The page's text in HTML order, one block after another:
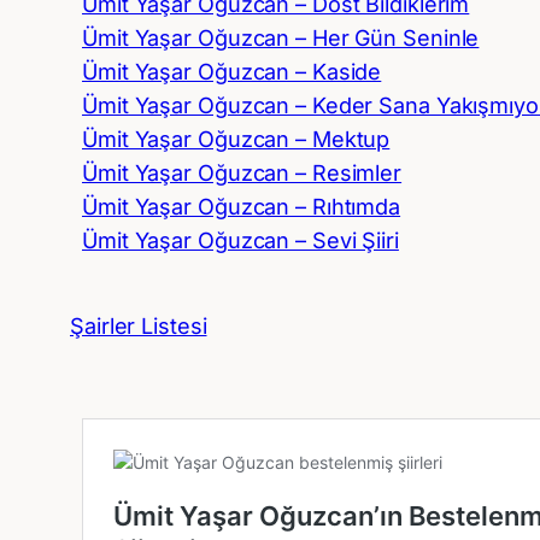
Ümit Yaşar Oğuzcan – Her Gün Seninle
Ümit Yaşar Oğuzcan – Kaside
Ümit Yaşar Oğuzcan – Keder Sana
Ümit Yaşar Oğuzcan – Mektup
Ümit Yaşar Oğuzcan – Resimler
Ümit Yaşar Oğuzcan – Rıhtımda
Ümit Yaşar Oğuzcan – Sevi Şiiri
Şairler Listesi